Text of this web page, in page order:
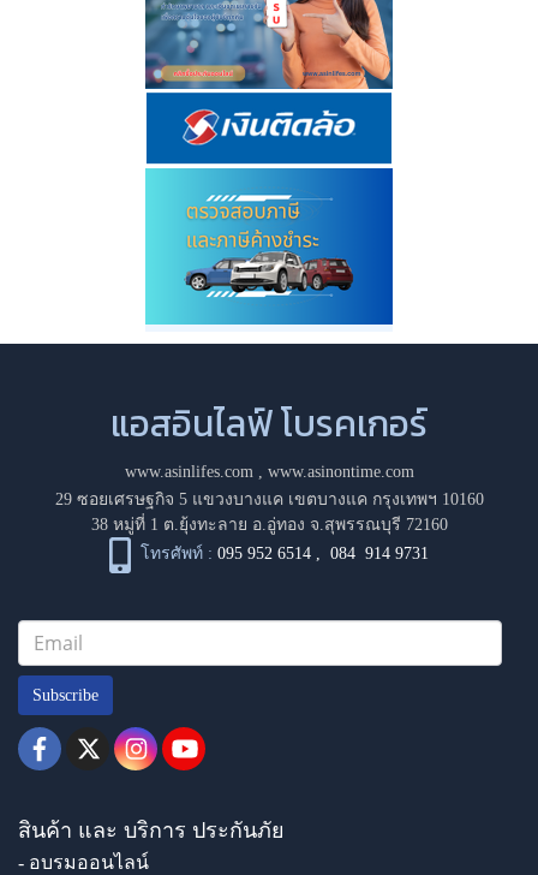
แอสอินไลฟ์ โบรคเกอร์
www.asinlifes.com, www.asinontime.com
29 ซอยเศรษฐกิจ 5 แขวงบางแค เขตบางแค กรุงเทพฯ 10160
38 หมู่ที่ 1 ต.ยุ้งทะลาย อ.อู่ทอง จ.สุพรรณบุรี 72160
โทรศัพท์ : 095 952 6514 ,084 914 9731
Subscribe
สินค้า และ บริการ ประกันภัย
- อบรมออนไลน์